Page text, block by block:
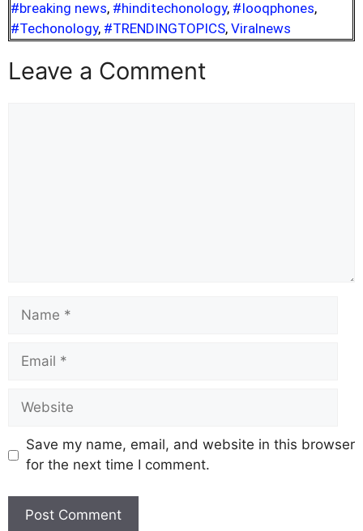
#breaking news, #hinditechonology, #Iooqphones,
#Techonology, #TRENDINGTOPICS, Viralnews
Leave a Comment
Save my name, email, and website in this browser
for the next time I comment.